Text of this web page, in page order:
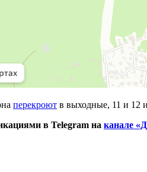
перекроют в выходные, 11 и 12
в Telegram на канале